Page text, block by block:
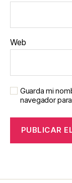
Web
Guarda mi
navegador